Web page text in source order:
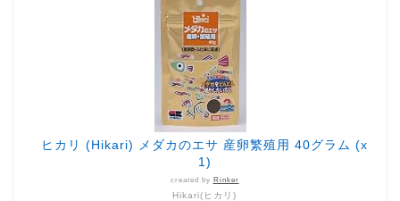
ヒカリ (Hikari) メダカのエサ 産卵繁殖用 40グラム (x
1)
created by Rinker
Hikari(ヒカリ)